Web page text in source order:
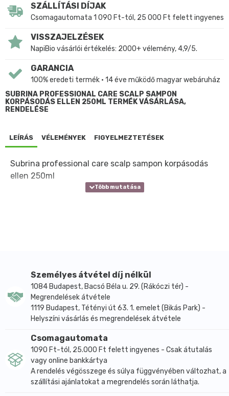
SZÁLLÍTÁSI DÍJAK
Csomagautomata 1 090 Ft-tól, 25 000 Ft felett ingyenes
VISSZAJELZÉSEK
NapiBio vásárlói értékelés: 2000+ vélemény, 4,9/5.
GARANCIA
100% eredeti termék • 14 éve működő magyar webáruház
SUBRINA PROFESSIONAL CARE SCALP SAMPON
KORPÁSODÁS ELLEN 250ML TERMÉK VÁSÁRLÁSA,
RENDELÉSE
LEÍRÁS VÉLEMÉNYEK FIGYELMEZTETÉSEK
Subrina professional care scalp sampon korpásodás
ellen 250ml
Személyes átvétel díj nélkül
1084 Budapest, Bacsó Béla u. 29. (Rákóczi tér) -
Megrendelések átvétele
1119 Budapest, Tétényi út 63. 1. emelet (Bikás Park) -
Helyszíni vásárlás és megrendelések átvétele
Csomagautomata
1090 Ft-tól, 25.000 Ft felett ingyenes - Csak átutalás
vagy online bankkártya
A rendelés végösszege és súlya függvényében változhat, a
szállítási ajánlatokat a megrendelés során láthatja.